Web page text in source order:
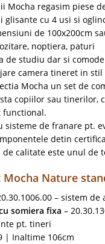
Mocha regasim piese
cu 4 usi si
de 100x200cm
noptiera, paturi
de studiu dar si
camera tineret in
Mocha un set de
copiilor sau tinerilor,
functional.
sisteme de franare pt.
detin
calitate este unul de
Nature
– sistem
somiera fixa –
pt. tineri
| Inaltime 106cm